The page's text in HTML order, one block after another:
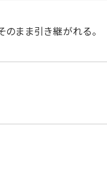
のまま引き継がれる。